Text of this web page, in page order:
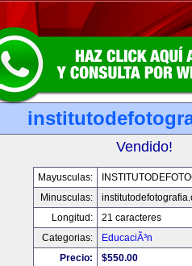
Vendido!
Mayusculas:
Minusculas:
Longitud:
21 caracteres
Categorias:
EducaciÃ³n
Precio:
$550.00